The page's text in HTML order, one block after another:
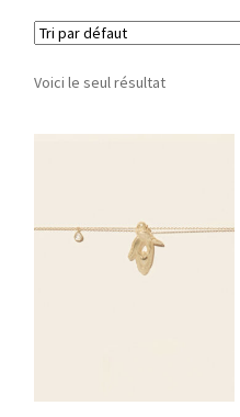
Voici le seul résultat